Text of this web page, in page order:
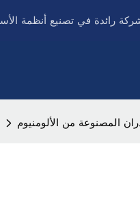
المصنوعة من الألومنيوم